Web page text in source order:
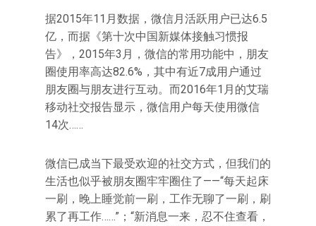
据2015年11月数据，微信月活跃用户已达6.5
亿，而据《第十次中国新媒体接触习惯报
告》，2015年3月，微信的常用功能中，朋友
圈使用率高达82.6%，其中有近7成用户通过
朋友圈与朋友进行互动。而2016年1月的艾瑞
移动社交报告显示，微信用户每天使用微信
14次……
微信已成当下最受欢迎的社交方式，但我们的
生活也似乎被朋友圈牢牢圈住了——“每天起床
一刷，晚上睡觉前一刷，工作无聊了一刷，刷
累了再工作……”；“新消息一来，忍不住查看，